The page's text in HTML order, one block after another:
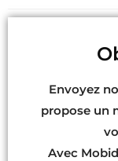
Envoyez
propose un
Avec